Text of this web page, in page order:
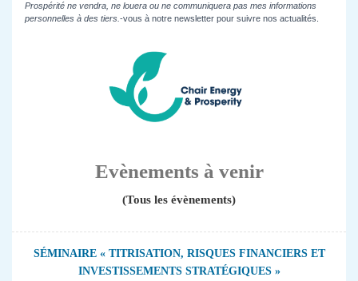
Prospérité ne vendra, ne louera ou ne communiquera pas mes informations
personnelles à des tiers. -vous à notre newsletter pour suivre nos actualités.
Evènements à venir
(Tous les évènements)
SÉMINAIRE « TITRISATION, RISQUES FINANCIERS ET
INVESTISSEMENTS STRATÉGIQUES »